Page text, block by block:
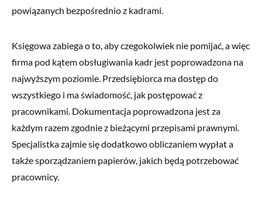
powiązanych bezpośrednio z kadrami.
Księgowa zabiega o to, aby czegokolwiek nie pomijać, a więc
firma pod kątem obsługiwania kadr jest poprowadzona na
najwyższym poziomie. Przedsiębiorca ma dostęp do
wszystkiego i ma świadomość, jak postępować z
pracownikami. Dokumentacja poprowadzona jest za
każdym razem zgodnie z bieżącymi przepisami prawnymi.
Specjalistka zajmie się dodatkowo obliczaniem wypłat a
także sporządzaniem papierów, jakich będą potrzebować
pracownicy.